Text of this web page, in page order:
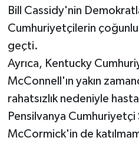
Bill Cassidy'nin
Cumhuriyetçilerin
geçti.
Ayrıca, Kentucky
McConnell'ın yakın
rahatsızlık nedeniyle
Pensilvanya
McCormick'in de